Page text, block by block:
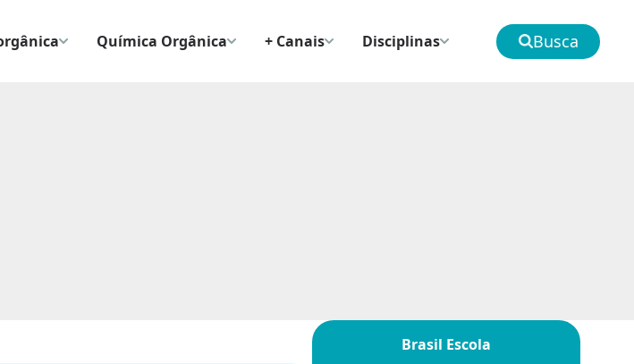
Química Orgânica + Canais Disciplinas Busca
Brasil Escola